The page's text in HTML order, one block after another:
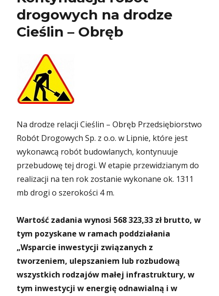
drogowych na drodze
Cieślin – Obręb
Na drodze relacji Cieślin – Obręb Przedsiębiorstwo
Robót Drogowych Sp. z o.o. w Lipnie, które jest
wykonawcą robót budowlanych, kontynuuje
przebudowę tej drogi. W etapie przewidzianym do
realizacji na ten rok zostanie wykonane ok. 1311
mb drogi o szerokości 4 m.
Wartość zadania wynosi 568 323,33 zł brutto, w
tym pozyskane w ramach poddziałania
„Wsparcie inwestycji związanych z
tworzeniem, ulepszaniem lub rozbudową
wszystkich rodzajów małej infrastruktury, w
tym inwestycji w energię odnawialną i w